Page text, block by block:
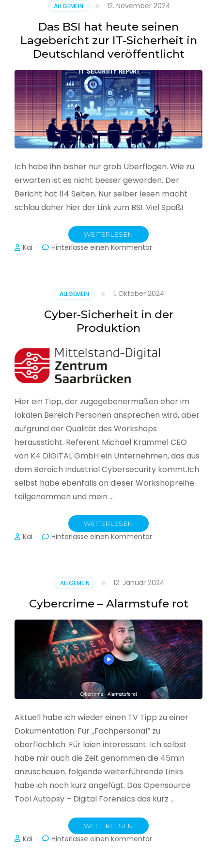
aus
CSV
erstellen
ALLGEMEIN 12. November 2024
Das BSI hat heute seinen
Lagebericht zur IT-Sicherheit in
Deutschland veröffentlicht
Ich habe ihn bisher nur grob Überflogen. Wie zu
erwarten ist es nicht besser geworden. Der
Bericht hat 114 Seiten. Nur selber lesen macht
schlau daher hier der Link zum BSI. Viel Spaß!
WEITERLESEN
Kai Hinterlasse einen Kommentarzu
seinen
Lagebericht
zur
in
Deutschland
ALLGEMEIN 1. Oktober 2024
Cyber-Sicherheit in der
Produktion
Hier ein Tipp, der zugegebenermaßen eher im
lokalen Bereich Personen ansprechen wird, aber
aufgrund der Qualität des Workshops
heraussticht. Referent Michael Krammel CEO
von K4 DIGITAL GmbH ein Unternehmen, das aus
dem Bereich Industrial Cybersecurity kommt.Ich
selbst habe ebenfalls an dieser Workshopreihe
teilgenommen und mein …
WEITERLESEN
Kai Hinterlasse einen Kommentarzu
Produktion
ALLGEMEIN 12. Januar 2024
Cybercrime – Alarmstufe rot
Aktuell habe ich wieder einen TV Tipp zu einer
Dokumentation. Für „Fachpersonal“ zu
oberflächlich. Für laien interessant. Ich selbst
habe mir auch die Zeit genommen die 45min
anzuschauen. folgende weiterführende Links
habe ich noch kurz angefügt. Das Opensource
Tool Autopsy – Digital Forensics das kurz …
WEITERLESEN
Kai Hinterlasse einen Kommentarzu